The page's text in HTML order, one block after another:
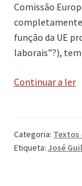
Comissão
completamente
função da UE
laborais”?),
Continuar a ler
Categoria: Textos
Etiqueta: José